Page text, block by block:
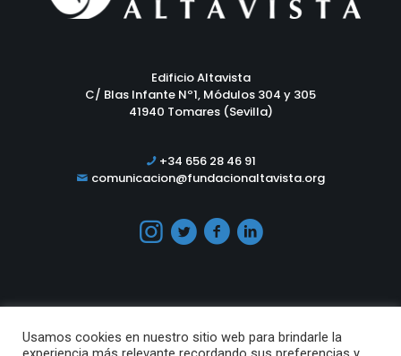
Edificio Altavista
C/ Blas Infante Nº1, Módulos 304 y 305
41940 Tomares (Sevilla)
+34 656 28 46 91
comunicacion@fundacionaltavista.org
Usamos cookies en nuestro sitio web para brindarle la